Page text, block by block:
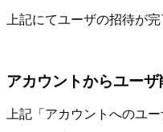
上記にてユーザの招待が完
アカウントからユー
上記「アカウントへのユ